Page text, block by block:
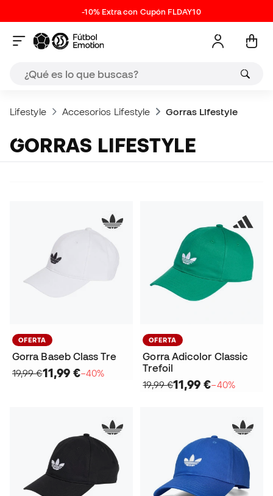
-10% Extra con Cupón FLDAY10
Lifestyle Accesorios Lifestyle Gorras Lifestyle
GORRAS LIFESTYLE
OFERTA
Gorra Baseb Class Tre
19,99 €11,99 €−40%
OFERTA
Gorra Adicolor Classic
Trefoil
19,99 €11,99 €−40%